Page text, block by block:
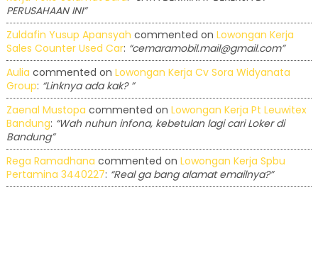
PERUSAHAAN INI”
Zuldafin Yusup Apansyah commented on Lowongan Kerja
Sales Counter Used Car: “cemaramobil.mail@gmail.com”
Aulia commented on Lowongan Kerja Cv Sora Widyanata
Group: “Linknya ada kak? ”
Zaenal Mustopa commented on Lowongan Kerja Pt Leuwitex
Bandung: “Wah nuhun infona, kebetulan lagi cari Loker di
Bandung”
Rega Ramadhana commented on Lowongan Kerja Spbu
Pertamina 3440227: “Real ga bang alamat emailnya?”